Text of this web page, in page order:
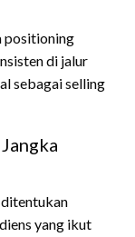
positioning
di jalur
sebagai selling
yang ikut